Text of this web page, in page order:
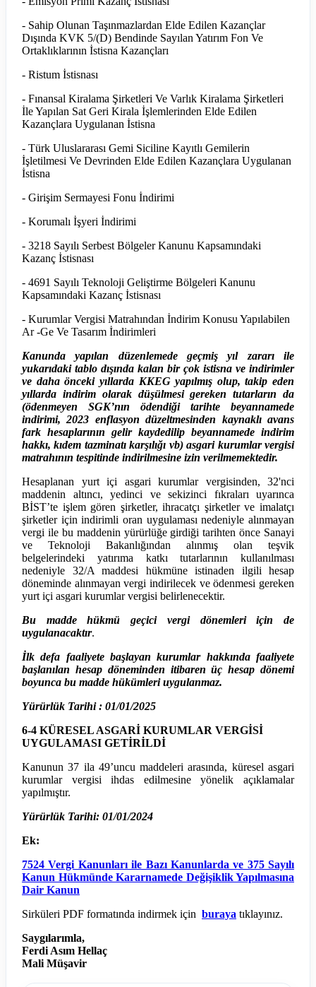
- Sahip Olunan Taşınmazlardan Elde Edilen Kazançlar
Dışında KVK 5/(D) Bendinde Sayılan Yatırım Fon Ve
Ortaklıklarının İstisna Kazançları
- Ristum İstisnası
- Fınansal Kiralama Şirketleri Ve Varlık Kiralama Şirketleri
İle Yapılan Sat Geri Kirala İşlemlerinden Elde Edilen
Kazançlara Uygulanan İstisna
- Türk Uluslararası Gemi Siciline Kayıtlı Gemilerin
İşletilmesi Ve Devrinden Elde Edilen Kazançlara Uygulanan
İstisna
- Girişim Sermayesi Fonu İndirimi
- Korumalı İşyeri İndirimi
- 3218 Sayılı Serbest Bölgeler Kanunu Kapsamındaki
Kazanç İstisnası
- 4691 Sayılı Teknoloji Geliştirme Bölgeleri Kanunu
Kapsamındaki Kazanç İstisnası
- Kurumlar Vergisi Matrahından İndirim Konusu Yapılabilen
Ar -Ge Ve Tasarım İndirimleri
Kanunda yapılan düzenlemede geçmiş yıl zararı ile
yukarıdaki tablo dışında kalan bir çok istisna ve indirimler
ve daha önceki yıllarda KKEG yapılmış olup, takip eden
yıllarda indirim olarak düşülmesi gereken tutarların da
(ödenmeyen SGK’nın ödendiği tarihte beyannamede
indirimi, 2023 enflasyon düzeltmesinden kaynaklı avans
fark hesaplarının gelir kaydedilip beyannamede indirim
hakkı, kıdem tazminatı karşılığı vb) asgari kurumlar vergisi
matrahının tespitinde indirilmesine izin verilmemektedir.
Hesaplanan yurt içi asgari kurumlar vergisinden, 32'nci
maddenin altıncı, yedinci ve sekizinci fıkraları uyarınca
BİST’te işlem gören şirketler, ihracatçı şirketler ve imalatçı
şirketler için indirimli oran uygulaması nedeniyle alınmayan
vergi ile bu maddenin yürürlüğe girdiği tarihten önce Sanayi
ve Teknoloji Bakanlığından alınmış olan teşvik
belgelerindeki yatırıma katkı tutarlarının kullanılması
nedeniyle 32/A maddesi hükmüne istinaden ilgili hesap
döneminde alınmayan vergi indirilecek ve ödenmesi gereken
yurt içi asgari kurumlar vergisi belirlenecektir.
Bu madde hükmü geçici vergi dönemleri için de
uygulanacaktır.
İlk defa faaliyete başlayan kurumlar hakkında faaliyete
başlanılan hesap döneminden itibaren üç hesap dönemi
boyunca bu madde hükümleri uygulanmaz.
Yürürlük Tarihi : 01/01/2025
6-4 KÜRESEL ASGARİ KURUMLAR VERGİSİ
UYGULAMASI GETİRİLDİ
Kanunun 37 ila 49’uncu maddeleri arasında, küresel asgari
kurumlar vergisi ihdas edilmesine yönelik açıklamalar
yapılmıştır.
Yürürlük Tarihi: 01/01/2024
Ek:
7524 Vergi Kanunları ile Bazı Kanunlarda ve 375 Sayılı
Kanun Hükmünde Kararnamede Değişiklik Yapılmasına
Dair Kanun
Sirküleri PDF formatında indirmek için buraya tıklayınız.
Saygılarımla,
Ferdi Asım Hellaç
Mali Müşavir